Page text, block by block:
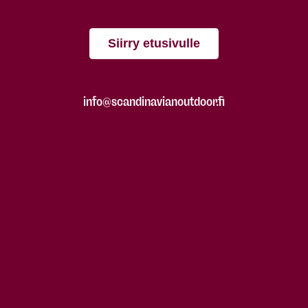
Siirry etusivulle
info@scandinavianoutdoor.fi